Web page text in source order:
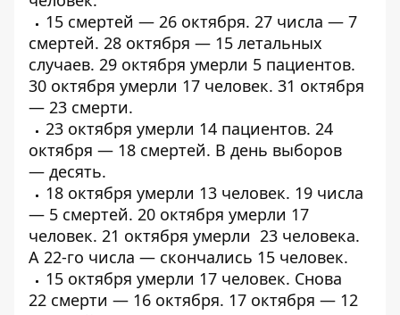
15 смертей — 26 октября. 27 числа — 7
смертей. 28 октября — 15 летальных
случаев. 29 октября умерли 5 пациентов.
30 октября умерли 17 человек. 31 октября
— 23 смерти.
23 октября умерли 14 пациентов. 24
октября — 18 смертей. В день выборов
— десять.
18 октября умерли 13 человек. 19 числа
— 5 смертей. 20 октября умерли 17
человек. 21 октября умерли 23 человека.
А 22-го числа — скончались 15 человек.
15 октября умерли 17 человек. Снова
22 смерти — 16 октября. 17 октября — 12